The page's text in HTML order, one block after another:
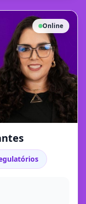
Online